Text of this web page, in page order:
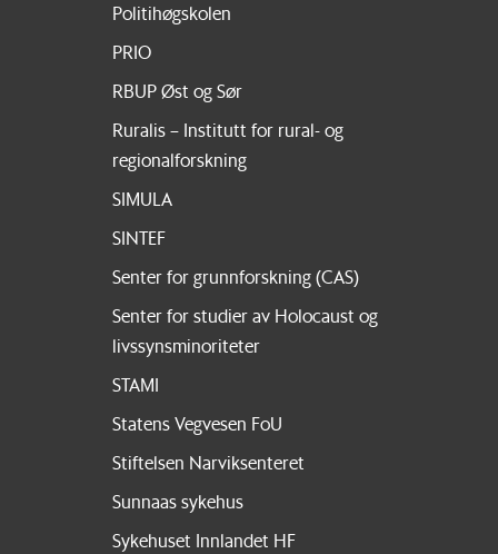
Politihøgskolen
PRIO
RBUP Øst og Sør
Ruralis – Institutt for rural- og
regionalforskning
SIMULA
SINTEF
Senter for grunnforskning (CAS)
Senter for studier av Holocaust og
livssynsminoriteter
STAMI
Statens Vegvesen FoU
Stiftelsen Narviksenteret
Sunnaas sykehus
Sykehuset Innlandet HF